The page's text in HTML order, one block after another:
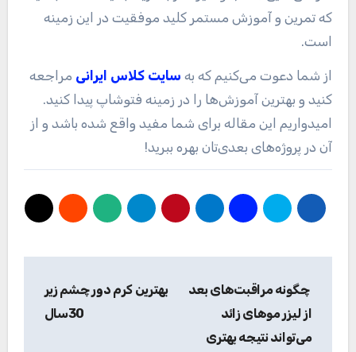
که تمرین و آموزش مستمر کلید موفقیت در این زمینه
است.
از شما دعوت می‌کنیم که به سایت کلاس ایرانی مراجعه
کنید و بهترین آموزش‌ها را در زمینه فتوشاپ پیدا کنید.
امیدواریم این مقاله برای شما مفید واقع شده باشد و از
آن در پروژه‌های بعدی‌تان بهره ببرید!
نوشته
چگونه مراقبت‌های بعد
از لیزر موهای زائد
می‌تواند نتیجه بهتری
بهترین کرم دور چشم زیر
30سال